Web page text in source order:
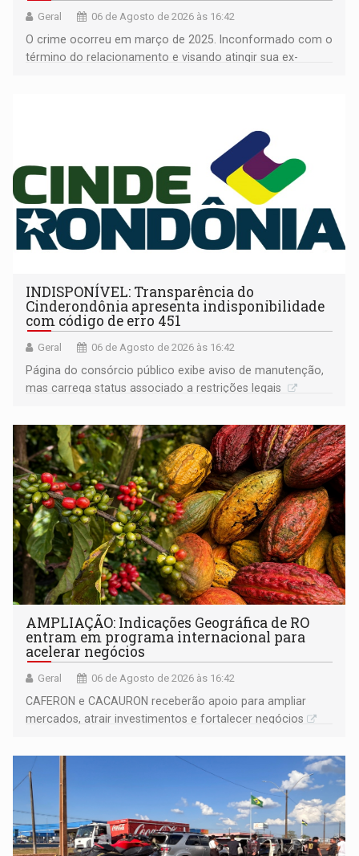
Geral 06 de Agosto de 2026 às 16:42
O crime ocorreu em março de 2025. Inconformado com o
término do relacionamento e visando atingir sua ex-
INDISPONÍVEL: Transparência do
Cinderondônia apresenta indisponibilidade
com código de erro 451
Geral 06 de Agosto de 2026 às 16:42
Página do consórcio público exibe aviso de manutenção,
mas carrega status associado a restrições legais
AMPLIAÇÃO: Indicações Geográfica de RO
entram em programa internacional para
acelerar negócios
Geral 06 de Agosto de 2026 às 16:42
CAFERON e CACAURON receberão apoio para ampliar
mercados, atrair investimentos e fortalecer negócios